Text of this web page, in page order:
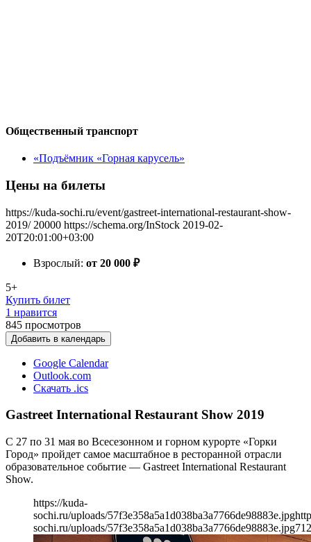
Общественный транспорт
«Подъёмник «Горная карусель»
Цены на билеты
https://kuda-sochi.ru/event/gastreet-international-restaurant-show-
2019/ 20000 https://schema.org/InStock 2019-02-
20T20:01:00+03:00
Взрослый: от 20 000 ₽
5+
Купить билет
1 нравится
845 просмотров
Добавить в календарь
Google Calendar
Outlook.com
Скачать .ics
Gastreet International Restaurant Show 2019
C 27 по 31 мая во Всесезонном и горном курорте «Горки
Город» пройдет самое масштабное в ресторанной отрасли
образовательное событие — Gastreet International Restaurant
Show.
https://kuda-
sochi.ru/uploads/57f3e358a5a1d038ba3a7766de98883e.jpg
sochi.ru/uploads/57f3e358a5a1d038ba3a7766de98883e.jpg712